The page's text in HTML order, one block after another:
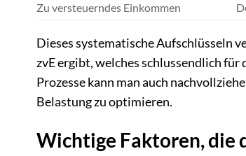
Zu versteuerndes Einkommen
Dieses systematische Aufschlüsseln
zvE ergibt, welches schlussendlich für
Prozesse kann man auch
Belastung zu optimieren.
Wichtige Faktoren, die